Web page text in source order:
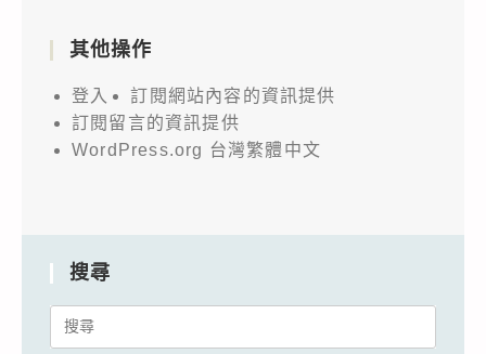
其他操作
登入
訂閱網站內容的資訊提供
訂閱留言的資訊提供
WordPress.org 台灣繁體中文
搜尋
Search